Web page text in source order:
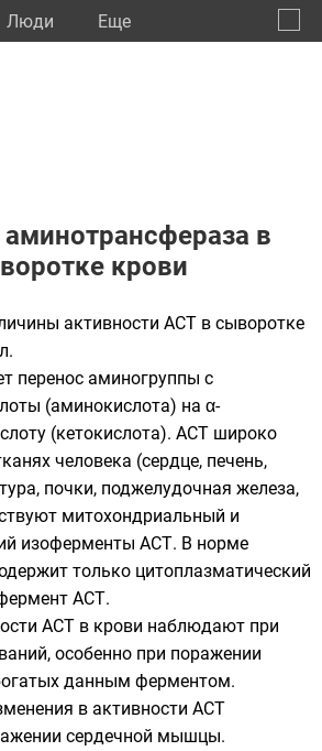
Люди Eще
аминотрансфераза в
крови
активности АСТ в сыворотке
перенос аминогруппы с
(аминокислота) на α-
(кетокислота). АСТ широко
человека (сердце, печень,
почки, поджелудочная железа,
митохондриальный и
изоферменты АСТ. В норме
только цитоплазматический
АСТ.
АСТ в крови наблюдают при
особенно при поражении
данным ферментом.
в активности АСТ
сердечной мышцы.